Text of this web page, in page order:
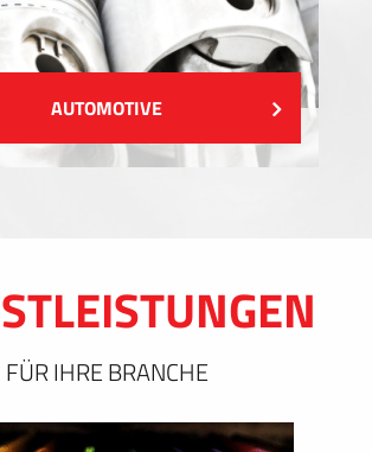
AUTOMOTIVE
FÜR IHRE BRANCHE